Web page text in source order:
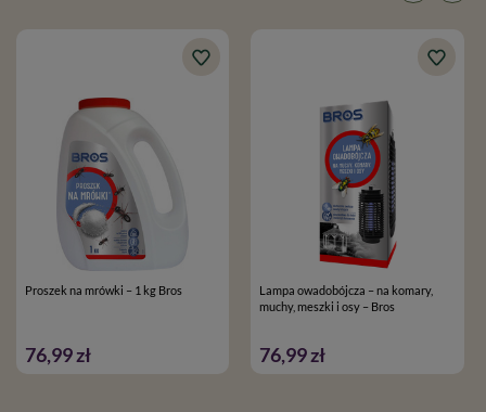
Proszek na mrówki – 1 kg Bros
76,99 zł
Lampa owadobójcza – na komary,
muchy, meszki i osy – Bros
76,99 zł